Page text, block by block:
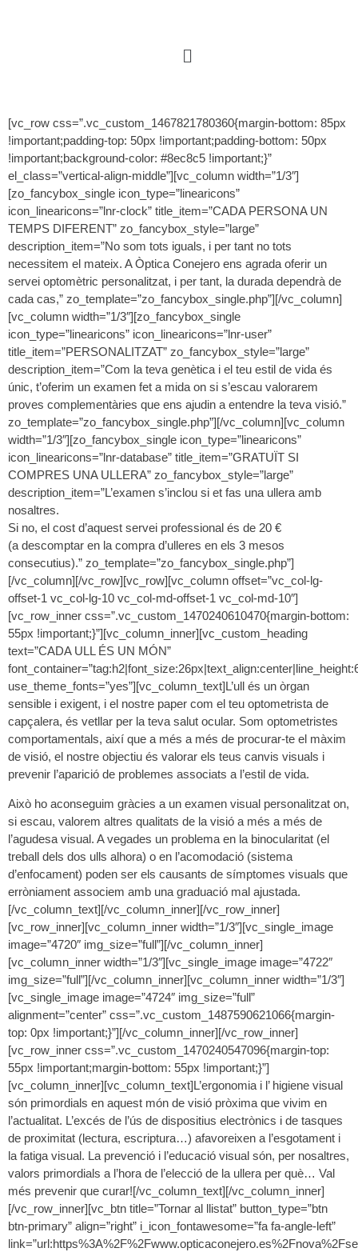
[vc_row css=”.vc_custom_1467821780360{margin-bottom: 85px
!important;padding-top: 50px !important;padding-bottom: 50px
!important;background-color: #8ec8c5 !important;}”
el_class=”vertical-align-middle”][vc_column width=”1/3″]
[zo_fancybox_single icon_type=”linearicons”
icon_linearicons=”lnr-clock” title_item=”CADA PERSONA UN
TEMPS DIFERENT” zo_fancybox_style=”large”
description_item=”No som tots iguals, i per tant no tots
necessitem el mateix. A Òptica Conejero ens agrada oferir un
servei optomètric personalitzat, i per tant, la durada dependrà de
cada cas,” zo_template=”zo_fancybox_single.php”][/vc_column]
[vc_column width=”1/3″][zo_fancybox_single
icon_type=”linearicons” icon_linearicons=”lnr-user”
title_item=”PERSONALITZAT” zo_fancybox_style=”large”
description_item=”Com la teva genètica i el teu estil de vida és
únic, t’oferim un examen fet a mida on si s’escau valorarem
proves complementàries que ens ajudin a entendre la teva visió.”
zo_template=”zo_fancybox_single.php”][/vc_column][vc_column
width=”1/3″][zo_fancybox_single icon_type=”linearicons”
icon_linearicons=”lnr-database” title_item=”GRATUÏT SI
COMPRES UNA ULLERA” zo_fancybox_style=”large”
description_item=”L’examen s’inclou si et fas una ullera amb
nosaltres.
Si no, el cost d’aquest servei professional és de 20 €
(a descomptar en la compra d’ulleres en els 3 mesos
consecutius).” zo_template=”zo_fancybox_single.php”]
[/vc_column][/vc_row][vc_row][vc_column offset=”vc_col-lg-
offset-1 vc_col-lg-10 vc_col-md-offset-1 vc_col-md-10″]
[vc_row_inner css=”.vc_custom_1470240610470{margin-bottom:
55px !important;}”][vc_column_inner][vc_custom_heading
text=”CADA ULL ÉS UN MÓN”
use_theme_fonts=”yes”][vc_column_text]L’ull és un òrgan
sensible i exigent, i el nostre paper com el teu optometrista de
capçalera, és vetllar per la teva salut ocular. Som optometristes
comportamentals, així que a més a més de procurar-te el màxim
de visió, el nostre objectiu és valorar els teus canvis visuals i
prevenir l’aparició de problemes associats a l’estil de vida.
Això ho aconseguim gràcies a un examen visual personalitzat on,
si escau, valorem altres qualitats de la visió a més a més de
l’agudesa visual. A vegades un problema en la binocularitat (el
treball dels dos ulls alhora) o en l’acomodació (sistema
d’enfocament) poden ser els causants de símptomes visuals que
erròniament associem amb una graduació mal ajustada.
[/vc_column_text][/vc_column_inner][/vc_row_inner]
[vc_row_inner][vc_column_inner width=”1/3″][vc_single_image
image=”4720″ img_size=”full”][/vc_column_inner]
[vc_column_inner width=”1/3″][vc_single_image image=”4722″
img_size=”full”][/vc_column_inner][vc_column_inner width=”1/3″]
[vc_single_image image=”4724″ img_size=”full”
alignment=”center” css=”.vc_custom_1487590621066{margin-
top: 0px !important;}”][/vc_column_inner][/vc_row_inner]
[vc_row_inner css=”.vc_custom_1470240547096{margin-top:
55px !important;margin-bottom: 55px !important;}”]
[vc_column_inner][vc_column_text]L’ergonomia i l’ higiene visual
són primordials en aquest món de visió pròxima que vivim en
l’actualitat. L’excés de l’ús de dispositius electrònics i de tasques
de proximitat (lectura, escriptura…) afavoreixen a l’esgotament i
la fatiga visual. La prevenció i l’educació visual són, per nosaltres,
valors primordials a l’hora de l’elecció de la ullera per què… Val
més prevenir que curar![/vc_column_text][/vc_column_inner]
[/vc_row_inner][vc_btn title=”Tornar al llistat” button_type=”btn
btn-primary” align=”right” i_icon_fontawesome=”fa fa-angle-left”